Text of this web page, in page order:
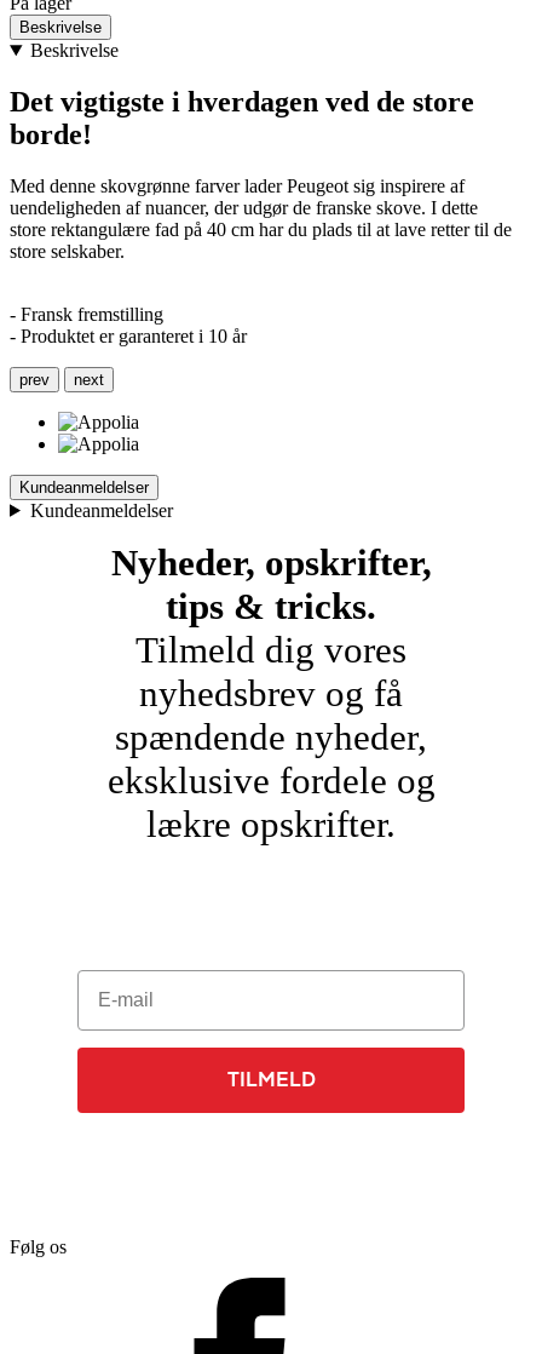
Beskrivelse
Beskrivelse
Det vigtigste i hverdagen ved de store
borde!
Med denne skovgrønne farver lader Peugeot sig inspirere af
uendeligheden af nuancer, der udgør de franske skove. I dette
store rektangulære fad på 40 cm har du plads til at lave retter til de
store selskaber.
- Fransk fremstilling
- Produktet er garanteret i 10 år
prev next
Kundeanmeldelser
Kundeanmeldelser
Nyheder, opskrifter,
tips & tricks.
Tilmeld dig vores
nyhedsbrev og få
spændende nyheder,
eksklusive fordele og
lækre opskrifter.
E-mail
TILMELD
Følg os